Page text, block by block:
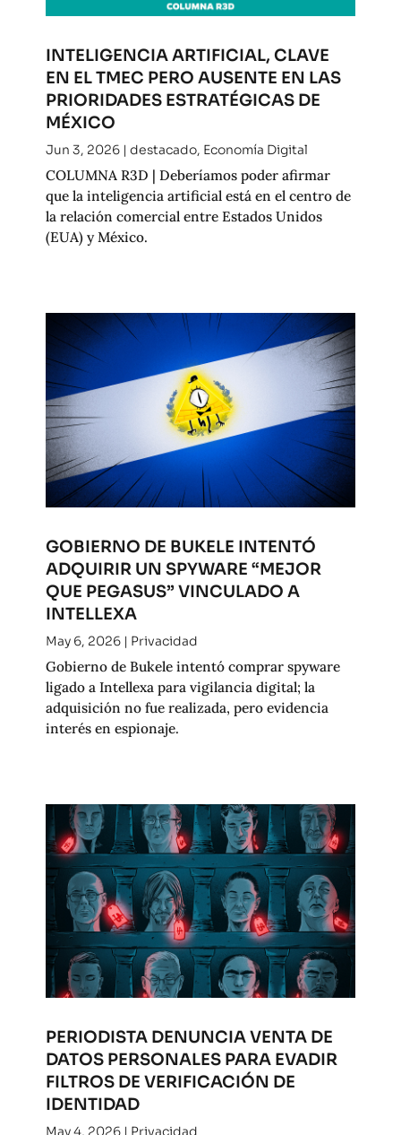
INTELIGENCIA ARTIFICIAL, CLAVE
EN EL TMEC PERO AUSENTE EN LAS
PRIORIDADES ESTRATÉGICAS DE
MÉXICO
Jun 3, 2026| destacado, Economía Digital
COLUMNA R3D | Deberíamos poder afirmar
que la inteligencia artificial está en el centro de
la relación comercial entre Estados Unidos
(EUA) y México.
GOBIERNO DE BUKELE INTENTÓ
ADQUIRIR UN SPYWARE “MEJOR
QUE PEGASUS” VINCULADO A
INTELLEXA
May 6, 2026| Privacidad
Gobierno de Bukele intentó comprar spyware
ligado a Intellexa para vigilancia digital; la
adquisición no fue realizada, pero evidencia
interés en espionaje.
PERIODISTA DENUNCIA VENTA DE
DATOS PERSONALES PARA EVADIR
FILTROS DE VERIFICACIÓN DE
IDENTIDAD
May 4, 2026| Privacidad